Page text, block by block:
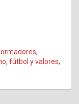
,
, fútbol y valores,